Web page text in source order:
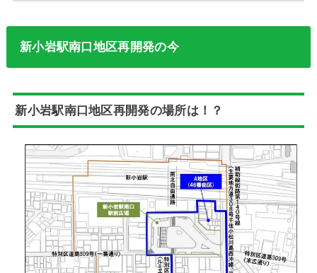
新小岩駅南口地区再開発の今
新小岩駅南口地区再開発の場所は！？